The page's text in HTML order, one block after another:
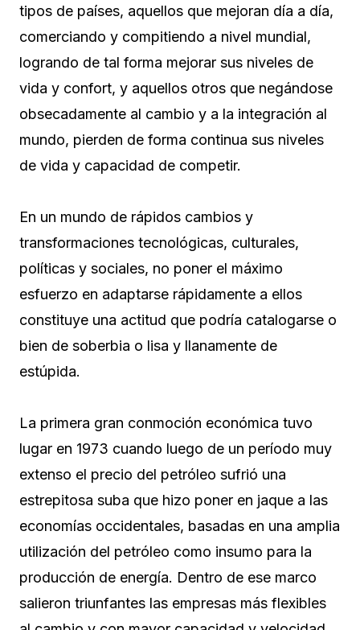
tipos de países, aquellos que mejoran día a día,
comerciando y compitiendo a nivel mundial,
logrando de tal forma mejorar sus niveles de
vida y confort, y aquellos otros que negándose
obsecadamente al cambio y a la integración al
mundo, pierden de forma continua sus niveles
de vida y capacidad de competir.
En un mundo de rápidos cambios y
transformaciones tecnológicas, culturales,
políticas y sociales, no poner el máximo
esfuerzo en adaptarse rápidamente a ellos
constituye una actitud que podría catalogarse o
bien de soberbia o lisa y llanamente de
estúpida.
La primera gran conmoción económica tuvo
lugar en 1973 cuando luego de un período muy
extenso el precio del petróleo sufrió una
estrepitosa suba que hizo poner en jaque a las
economías occidentales, basadas en una amplia
utilización del petróleo como insumo para la
producción de energía. Dentro de ese marco
salieron triunfantes las empresas más flexibles